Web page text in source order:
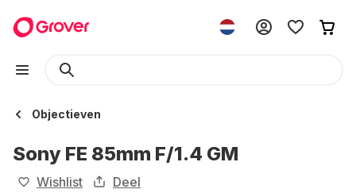
Objectieven
Sony FE 85mm F/1.4 GM
Wishlist Deel